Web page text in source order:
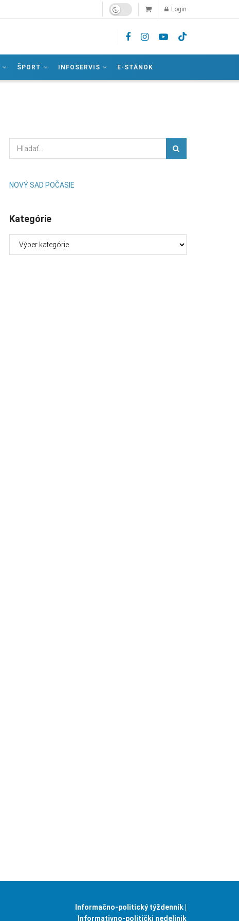
Login
ŠPORT INFOSERVIS E-STÁNOK
NOVÝ SAD POČASIE
Kategórie
Informačno-politický týždenník |
Informativno-politički nedeljnik